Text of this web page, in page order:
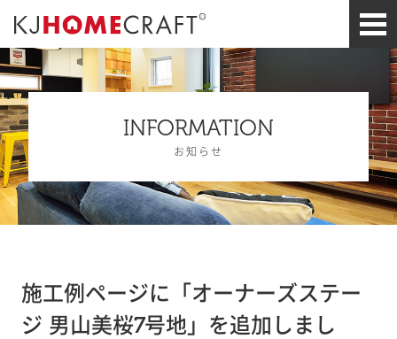
INFORMATION
お知らせ
施工例ページに「オーナーズステー
ジ 男山美桜7号地」を追加しまし